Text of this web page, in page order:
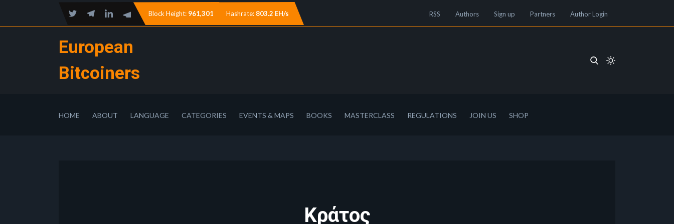
Block Height: 961,301 Hashrate: 803.2 EH/s RSS Authors Sign up Partners Author Login
European
Bitcoiners
HOME ABOUT LANGUAGE CATEGORIES EVENTS & MAPS BOOKS MASTERCLASS REGULATIONS JOIN US SHOP
Κράτος